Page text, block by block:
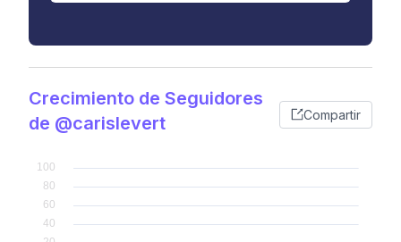
Crecimiento de Seguidores
de @carislevert
Compartir